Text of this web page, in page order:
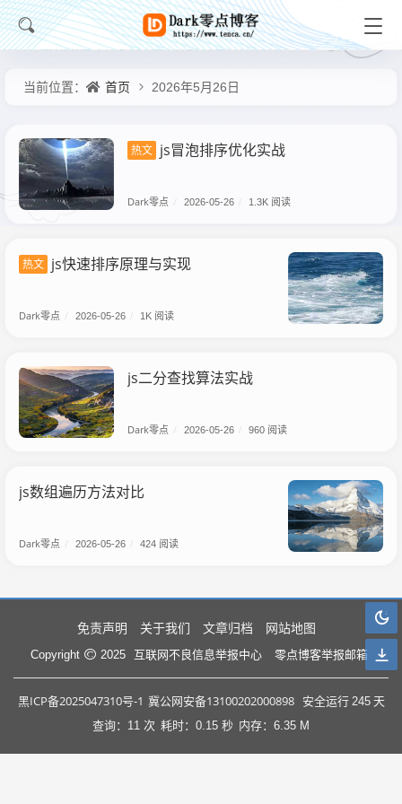
当前位置： 首页 2026年5月26日
热文 js冒泡排序优化实战
Dark零点 / 2026-05-26 1.3K 阅读
热文 js快速排序原理与实现
Dark零点 2026-05-26 1K 阅读
js二分查找算法实战
Dark零点 2026-05-26 960 阅读
js数组遍历方法对比
Dark零点 2026-05-26 424 阅读
免责声明 关于我们 文章归档 网站地图
Copyright 2025 互联网不良信息举报中心 零点博客举报邮箱
黑ICP备2025047310号-1 冀公网安备13100202000898 安全运行 245 天
查询：11 次 耗时：0.15 秒 内存：6.35 M